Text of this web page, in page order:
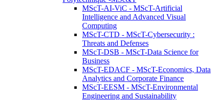
MScT-AI-ViC - MScT-Artificial
Intelligence and Advanced Visual
Computing
MScT-CTD - MScT-Cybersecurity :
Threats and Defenses
MScT-DSB - MScT-Data Science for
Business
MScT-EDACF - MScT-Economics, Data
Analytics and Corporate Finance
MScT-EESM - MScT-Environmental
Engineering and Sustainability